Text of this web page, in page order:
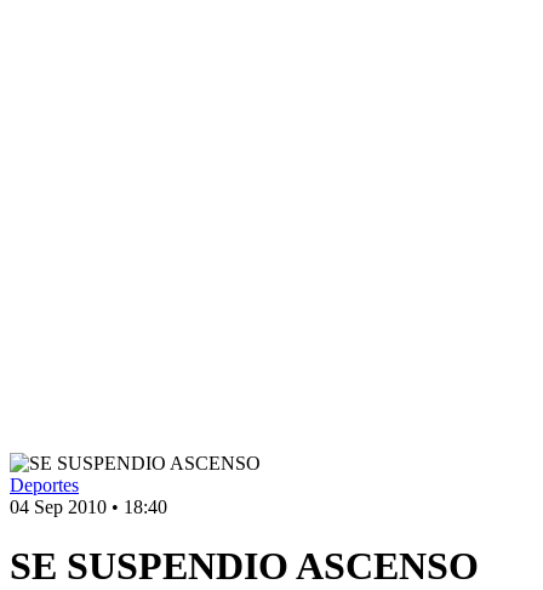
Deportes
04 Sep 2010 • 18:40
SE SUSPENDIO ASCENSO